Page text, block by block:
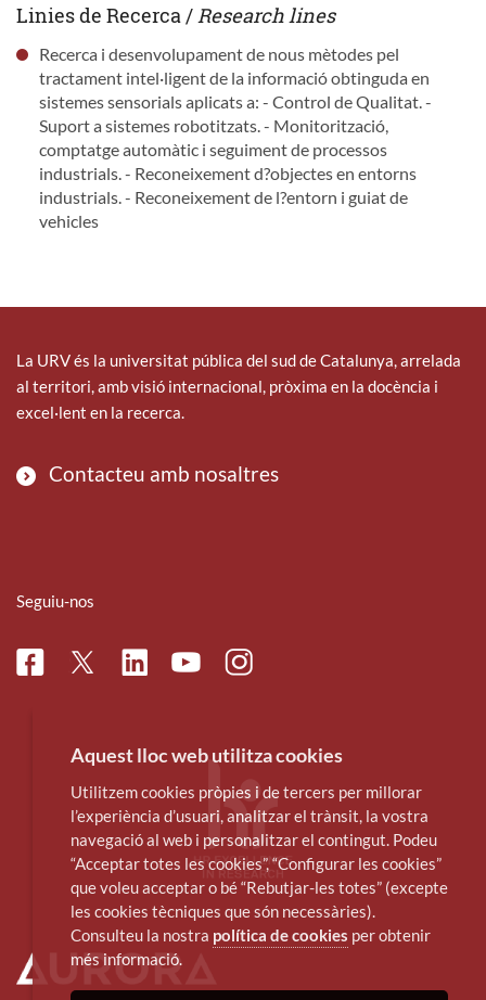
Linies de Recerca / Research lines
Recerca i desenvolupament de nous mètodes pel
tractament intel·ligent de la informació obtinguda en
sistemes sensorials aplicats a: - Control de Qualitat. -
Suport a sistemes robotitzats. - Monitorització,
comptatge automàtic i seguiment de processos
industrials. - Reconeixement d?objectes en entorns
industrials. - Reconeixement de l?entorn i guiat de
vehicles
La URV és la universitat pública del sud de Catalunya, arrelada
al territori, amb visió internacional, pròxima en la docència i
excel·lent en la recerca.
Contacteu amb nosaltres
Seguiu-nos
FacebookTwitterLinkedinYoutubeInstagram
Aquest lloc web utilitza cookies
Utilitzem cookies pròpies i de tercers per millorar
l’experiència d’usuari, analitzar el trànsit, la vostra
navegació al web i personalitzar el contingut. Podeu
“Acceptar totes les cookies”, “Configurar les cookies”
que voleu acceptar o bé “Rebutjar-les totes” (excepte
les cookies tècniques que són necessàries).
Consulteu la nostra política de cookies per obtenir
més informació.